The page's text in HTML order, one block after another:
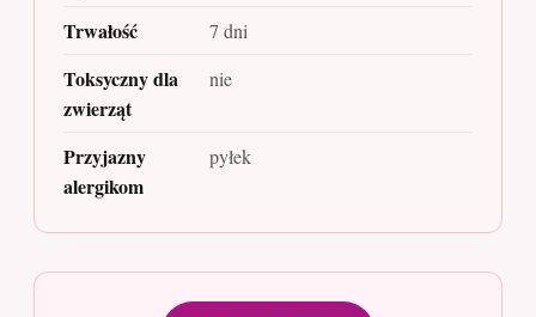
Trwałość 7 dni
Toksyczny dla
zwierząt
nie
Przyjazny
alergikom
pyłek